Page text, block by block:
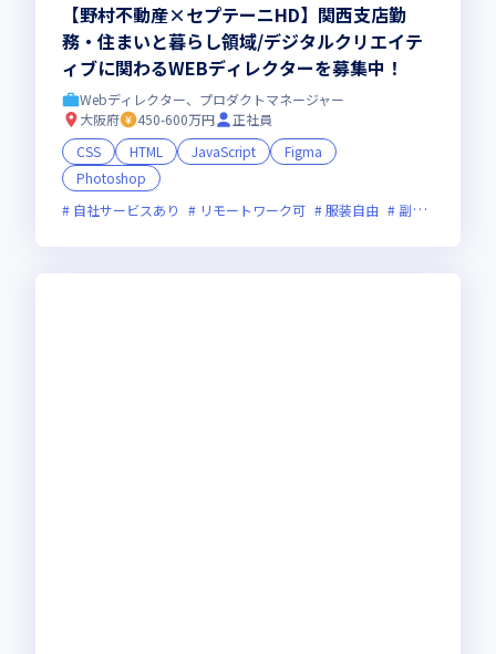
【野村不動産×セプテーニHD】関西支店勤
務・住まいと暮らし領域/デジタルクリエイテ
ィブに関わるWEBディレクターを募集中！
Webディレクター、プロダクトマネージャー
大阪府
450-600万円
正社員
CSS
HTML JavaScript
Figma
Photoshop
自社サービスあり
リモートワーク可 服装自由 副業可